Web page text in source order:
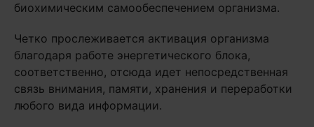
биохимическим самообеспечением организма.
Четко прослеживается активация организма
благодаря работе энергетического блока,
соответственно, отсюда идет непосредственная
связь внимания, памяти, хранения и переработки
любого вида информации.